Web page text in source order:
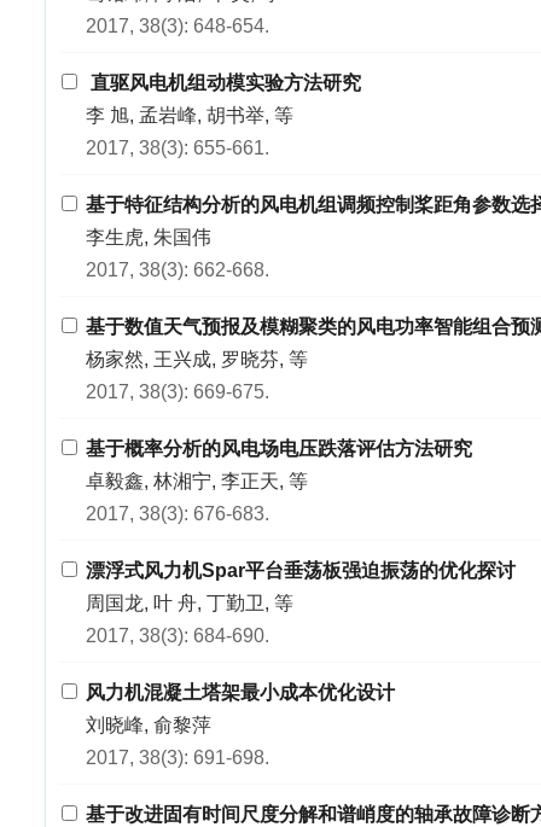
2017, 38(3): 648-654.
直驱风电机组动模实验方法研究
李 旭, 孟岩峰, 胡书举, 等
2017, 38(3): 655-661.
基于特征结构分析的风电机组调频控制桨距角参数选
李生虎, 朱国伟
2017, 38(3): 662-668.
基于数值天气预报及模糊聚类的风电功率智能组合预
杨家然, 王兴成, 罗晓芬, 等
2017, 38(3): 669-675.
基于概率分析的风电场电压跌落评估方法研究
卓毅鑫, 林湘宁, 李正天, 等
2017, 38(3): 676-683.
漂浮式风力机Spar平台垂荡板强迫振荡的优化探讨
周国龙, 叶 舟, 丁勤卫, 等
2017, 38(3): 684-690.
风力机混凝土塔架最小成本优化设计
刘晓峰, 俞黎萍
2017, 38(3): 691-698.
基于改进固有时间尺度分解和谱峭度的轴承故障诊断